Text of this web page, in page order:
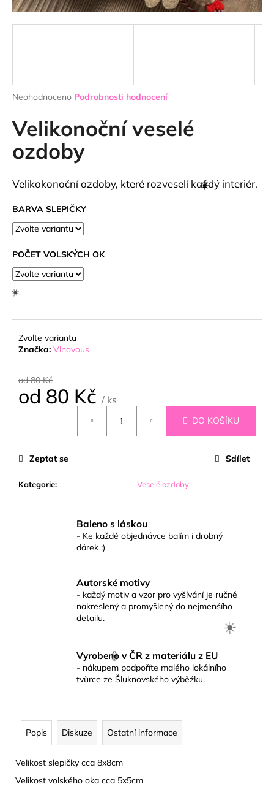
☀️
Průměrné
produktu
je
z
hvězdiček.
Neohodnoceno Podrobnosti hodnocení
Velikonoční veselé
ozdoby
Velikokonoční ozdoby, které rozveselí každý interiér.
BARVA SLEPIČKY
POČET VOLSKÝCH OK
Zvolte variantu
Značka: Vlnovous
od 80 Kč
od 80 Kč / ks
DO KOŠÍKU
Kategorie: Veselé ozdoby
Zeptat se Sdílet
Baleno s láskou
- Ke každé objednávce balím i drobný
dárek :)
Autorské motivy
- každý motiv a vzor pro vyšívání je ručně
nakreslený a promyšlený do nejmenšího
detailu.
Vyrobeno v ČR z materiálu z EU
- nákupem podpoříte malého lokálního
tvůrce ze Šluknovského výběžku.
Popis Diskuze Ostatní informace
Velikost slepičky cca 8x8cm
Velikost volského oka cca 5x5cm
a
o
p
o
r
u
č
u
e
m
e